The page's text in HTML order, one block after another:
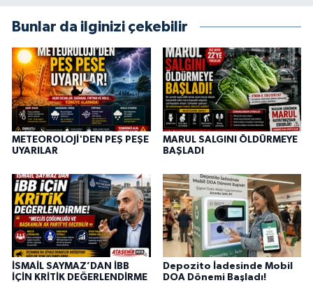
Bunlar da ilginizi çekebilir
METEOROLOJİ'DEN PEŞ PEŞE
UYARILAR
MARUL SALGINI ÖLDÜRMEYE
BAŞLADI
İSMAİL SAYMAZ’DAN İBB
İÇİN KRİTİK DEĞERLENDİRME
Depozito İadesinde Mobil
DOA Dönemi Başladı!